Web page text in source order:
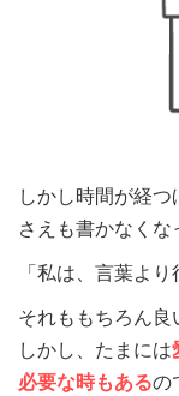
しかし時間が経
さえも書かなくな
「私は、言葉よ
それももちろん良
しかし、たまには
必要な時もあるの